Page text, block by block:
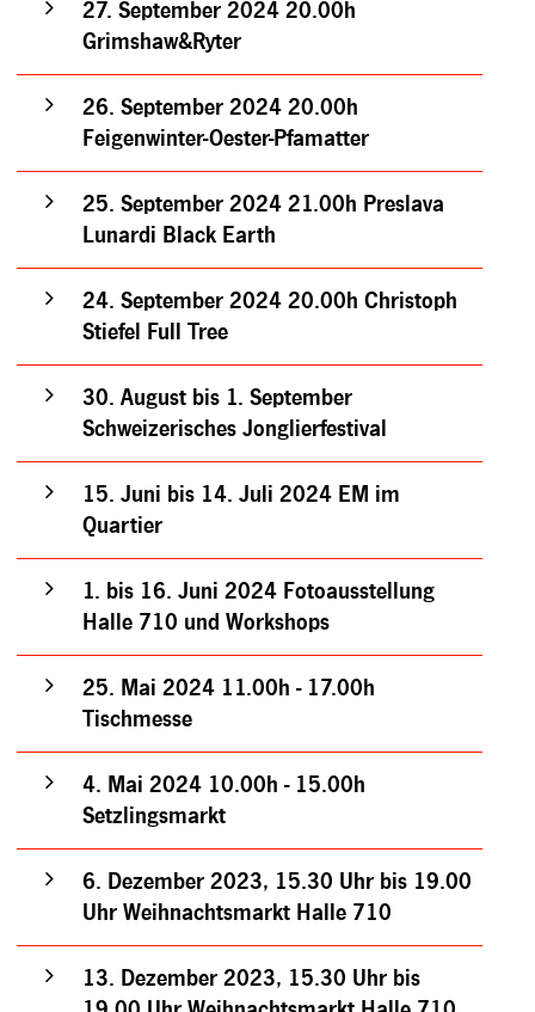
27. September 2024 20.00h
Grimshaw&Ryter
26. September 2024 20.00h
Feigenwinter-Oester-Pfamatter
25. September 2024 21.00h Preslava
Lunardi Black Earth
24. September 2024 20.00h Christoph
Stiefel Full Tree
30. August bis 1. September
Schweizerisches Jonglierfestival
15. Juni bis 14. Juli 2024 EM im
Quartier
1. bis 16. Juni 2024 Fotoausstellung
Halle 710 und Workshops
25. Mai 2024 11.00h - 17.00h
Tischmesse
4. Mai 2024 10.00h - 15.00h
Setzlingsmarkt
6. Dezember 2023, 15.30 Uhr bis 19.00
Uhr Weihnachtsmarkt Halle 710
13. Dezember 2023, 15.30 Uhr bis